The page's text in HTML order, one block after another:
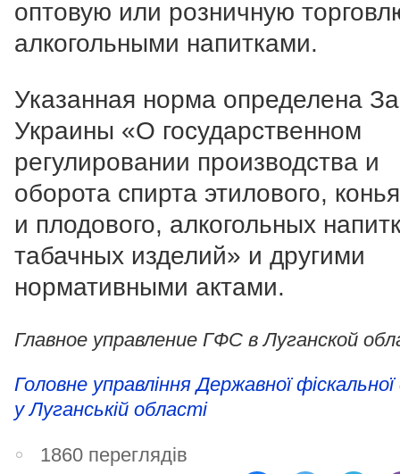
оптовую или розничную
алкогольными напитками.
Указанная норма определена
Украины «О государственном
регулировании производства и
оборота спирта этилового,
и плодового, алкогольных
табачных изделий» и другими
нормативными актами.
Главное управление ГФС в Луганской
Головне управління Державної
у Луганській області
1860 переглядів